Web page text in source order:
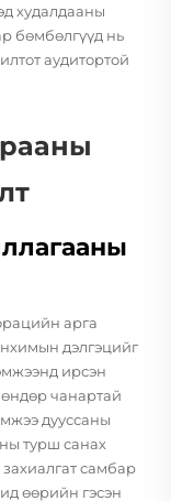
худалдааны
бөмбөлгүүд нь
аудитортой
арга
дэлгэцийг
ирсэн
чанартай
дууссаны
турш санах
самбар
өөрийн гэсэн